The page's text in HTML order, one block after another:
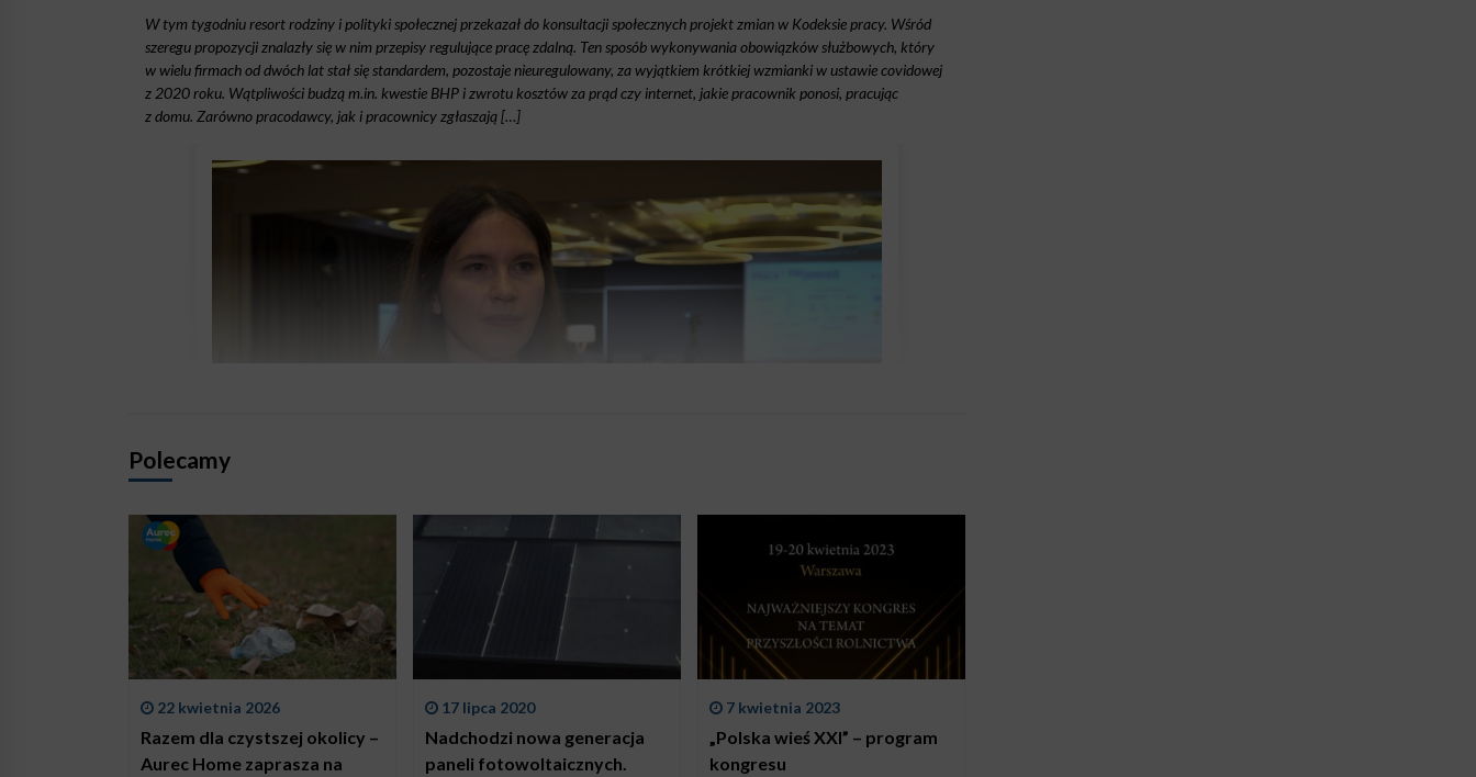
W tym tygodniu resort rodziny i polityki społecznej przekazał do konsultacji społecznych projekt zmian w Kodeksie pracy. Wśród
szeregu propozycji znalazły się w nim przepisy regulujące pracę zdalną. Ten sposób wykonywania obowiązków służbowych, który
w wielu firmach od dwóch lat stał się standardem, pozostaje nieuregulowany, za wyjątkiem krótkiej wzmianki w ustawie covidowej
z 2020 roku. Wątpliwości budzą m.in. kwestie BHP i zwrotu kosztów za prąd czy internet, jakie pracownik ponosi, pracując
z domu. Zarówno pracodawcy, jak i pracownicy zgłaszają […]
Polecamy
22 kwietnia 2026
Razem dla czystszej okolicy –
Aurec Home zaprasza na
17 lipca 2020
Nadchodzi nowa generacja
paneli fotowoltaicznych.
7 kwietnia 2023
„Polska wieś XXI” – program
kongresu